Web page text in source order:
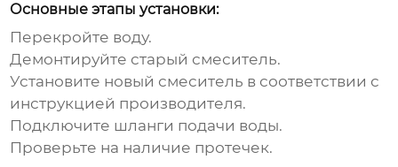
Основные этапы установки:
Перекройте воду.
Демонтируйте старый смеситель.
Установите новый смеситель в соответствии с
инструкцией производителя.
Подключите шланги подачи воды.
Проверьте на наличие протечек.